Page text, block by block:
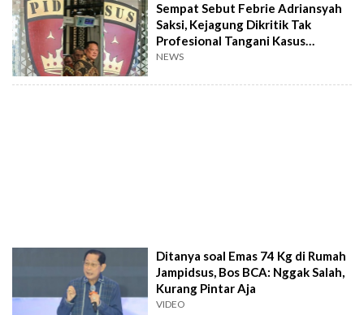
Sempat Sebut Febrie Adriansyah
Saksi, Kejagung Dikritik Tak
Profesional Tangani Kasus
Korupsi
NEWS
Ditanya soal Emas 74 Kg di Rumah
Jampidsus, Bos BCA: Nggak Salah,
Kurang Pintar Aja
VIDEO